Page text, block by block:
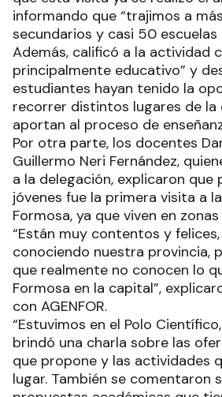
informando que “trajimos a
secundarios y casi 50 escuelas
Además, calificó a la actividad
principalmente educativo” y
estudiantes hayan tenido la
recorrer distintos lugares de la
aportan al proceso de
Por otra parte, los docentes
Guillermo Neri Fernández,
a la delegación, explicaron que
jóvenes fue la primera visita a
Formosa, ya que viven en
“Están muy contentos y
conociendo nuestra provincia,
que realmente no conocen lo
Formosa en la capital”,
con AGENFOR.
“Estuvimos en el Polo
brindó una charla sobre las
que propone y las actividades
lugar. También se comentaron